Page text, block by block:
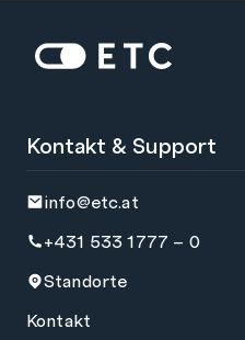
Startseite: ETC
Kontakt & Support
info@etc.at
+431 533 1777 – 0
Standorte
Kontakt